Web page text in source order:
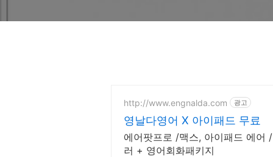
http://www.engnalda.com 광고
영날다영어 X 아이패드 무료
에어팟프로 /맥스, 아이패드 에어
러 + 영어회화패키지